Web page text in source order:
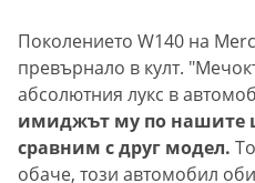
Поколението W140 на
превърнало в култ.
абсолютния лукс в
имиджът му по нашите
сравним с друг модел.
обаче, този автомобил